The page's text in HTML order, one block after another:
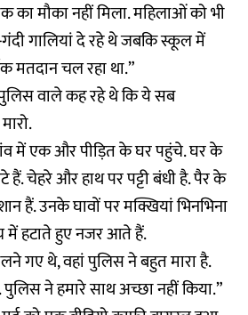
का मौका नहीं मिला. महिलाओं को भी
गंदी गालियां दे रहे थे जबकि स्कूल में
मतदान चल रहा था.”
वाले कह रहे थे कि ये सब
में एक और पीड़ित के घर पहुंचे. घर के
चेहरे और हाथ पर पट्टी बंधी है. पैर के
हैं. उनके घावों पर मक्खियां भिनभिना
में हटाते हुए नजर आते हैं.
गए थे, वहां पुलिस ने बहुत मारा है.
ने हमारे साथ अच्छा नहीं किया.”